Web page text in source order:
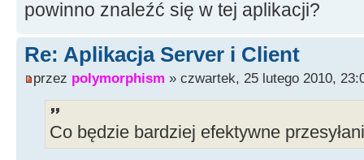
powinno znaleźć się w tej aplikacji?
Re: Aplikacja Server i Client
przez polymorphism » czwartek, 25 lutego 2010,
Co będzie bardziej efektywne